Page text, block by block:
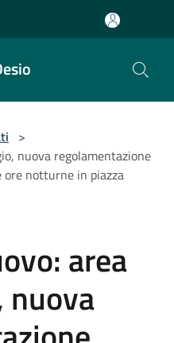
>
nuova regolamentazione
notturne in piazza
area
nuova